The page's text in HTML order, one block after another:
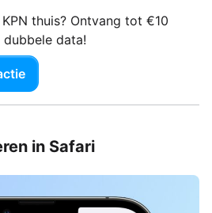
thuis? Ontvang tot €10
data!
in Safari